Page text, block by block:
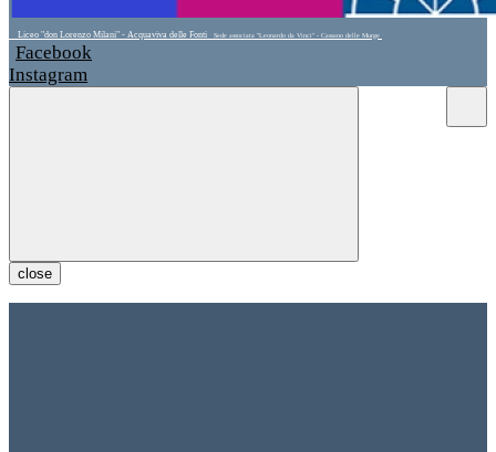
Liceo "don Lorenzo Milani" - Acquaviva delle Fonti Sede associata "Leonardo da Vinci" - Cassano delle Murge
Facebook
Instagram
close